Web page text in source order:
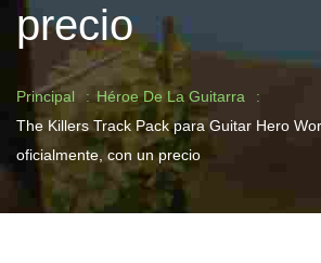
precio
Principal
Héroe De La Guitarra
The Killers Track Pack para Guitar Hero
oficialmente, con un precio